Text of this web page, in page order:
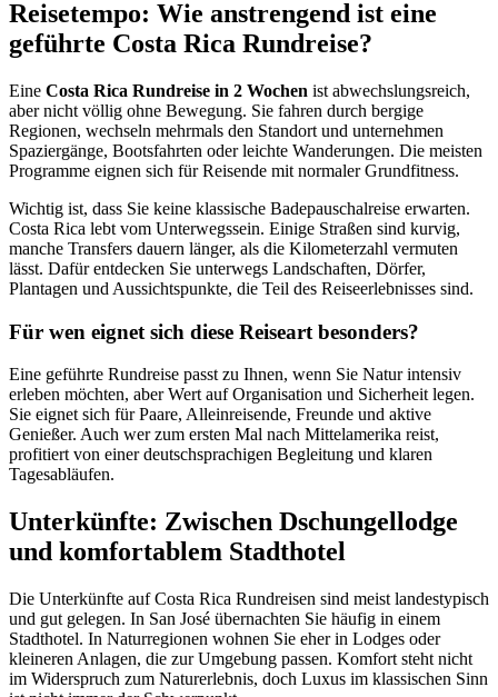
Reisetempo: Wie anstrengend ist eine
geführte Costa Rica Rundreise?
Eine Costa Rica Rundreise in 2 Wochen ist abwechslungsreich,
aber nicht völlig ohne Bewegung. Sie fahren durch bergige
Regionen, wechseln mehrmals den Standort und unternehmen
Spaziergänge, Bootsfahrten oder leichte Wanderungen. Die meisten
Programme eignen sich für Reisende mit normaler Grundfitness.
Wichtig ist, dass Sie keine klassische Badepauschalreise erwarten.
Costa Rica lebt vom Unterwegssein. Einige Straßen sind kurvig,
manche Transfers dauern länger, als die Kilometerzahl vermuten
lässt. Dafür entdecken Sie unterwegs Landschaften, Dörfer,
Plantagen und Aussichtspunkte, die Teil des Reiseerlebnisses sind.
Für wen eignet sich diese Reiseart besonders?
Eine geführte Rundreise passt zu Ihnen, wenn Sie Natur intensiv
erleben möchten, aber Wert auf Organisation und Sicherheit legen.
Sie eignet sich für Paare, Alleinreisende, Freunde und aktive
Genießer. Auch wer zum ersten Mal nach Mittelamerika reist,
profitiert von einer deutschsprachigen Begleitung und klaren
Tagesabläufen.
Unterkünfte: Zwischen Dschungellodge
und komfortablem Stadthotel
Die Unterkünfte auf Costa Rica Rundreisen sind meist landestypisch
und gut gelegen. In San José übernachten Sie häufig in einem
Stadthotel. In Naturregionen wohnen Sie eher in Lodges oder
kleineren Anlagen, die zur Umgebung passen. Komfort steht nicht
im Widerspruch zum Naturerlebnis, doch Luxus im klassischen Sinn